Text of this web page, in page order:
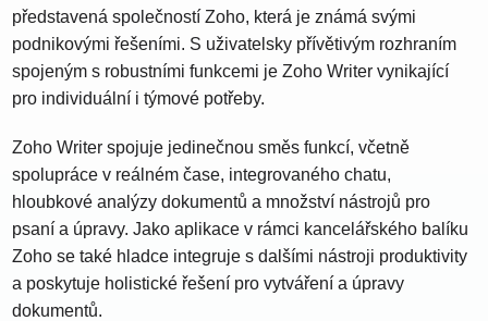
představená společností Zoho, která je známá svými
podnikovými řešeními. S uživatelsky přívětivým rozhraním
spojeným s robustními funkcemi je Zoho Writer vynikající
pro individuální i týmové potřeby.
Zoho Writer spojuje jedinečnou směs funkcí, včetně
spolupráce v reálném čase, integrovaného chatu,
hloubkové analýzy dokumentů a množství nástrojů pro
psaní a úpravy. Jako aplikace v rámci kancelářského balíku
Zoho se také hladce integruje s dalšími nástroji produktivity
a poskytuje holistické řešení pro vytváření a úpravy
dokumentů.